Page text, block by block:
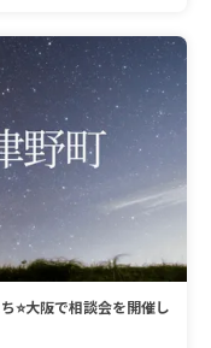
⭐大阪で相談会を開催し